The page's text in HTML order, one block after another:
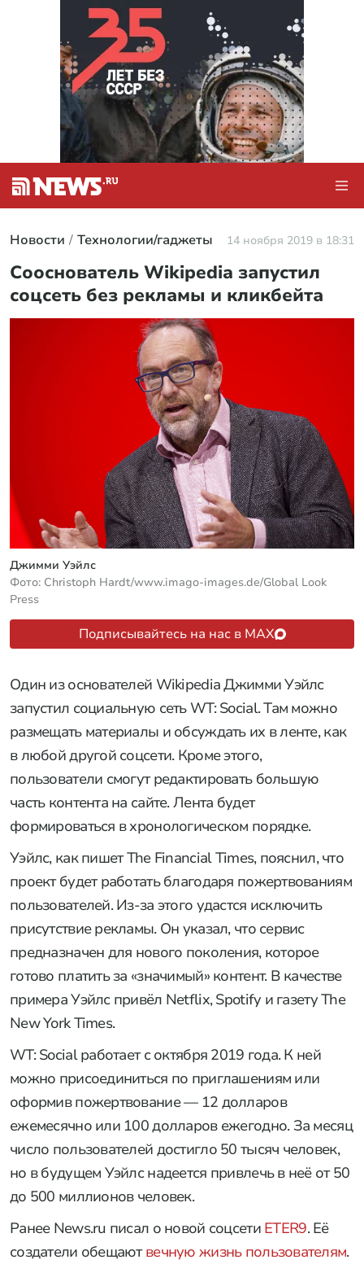
Новости Технологии/гаджеты 14 ноября 2019 в 18:31
Сооснователь Wikipedia запустил
соцсеть без рекламы и кликбейта
Джимми Уэйлс
Фото: Christoph Hardt/www.imago-images.de/Global Look
Press
Подписывайтесь на нас в MAX
Один из основателей Wikipedia Джимми Уэйлс
запустил социальную сеть WT: Social. Там можно
размещать материалы и обсуждать их в ленте, как
в любой другой соцсети. Кроме этого,
пользователи смогут редактировать большую
часть контента на сайте. Лента будет
формироваться в хронологическом порядке.
Уэйлс, как пишет The Financial Times, пояснил, что
проект будет работать благодаря пожертвованиям
пользователей. Из-за этого удастся исключить
присутствие рекламы. Он указал, что сервис
предназначен для нового поколения, которое
готово платить за «значимый» контент. В качестве
примера Уэйлс привёл Netflix, Spotify и газету The
New York Times.
WT: Social работает с октября 2019 года. К ней
можно присоединиться по приглашениям или
оформив пожертвование — 12 долларов
ежемесячно или 100 долларов ежегодно. За месяц
число пользователей достигло 50 тысяч человек,
но в будущем Уэйлс надеется привлечь в неё от 50
до 500 миллионов человек.
Ранее News.ru писал о новой соцсети ETER9. Её
создатели обещаютвечную жизнь пользователям.